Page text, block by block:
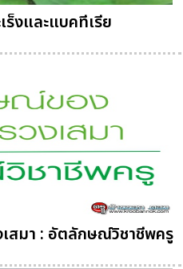
ร็งและแบคทีเรีย
สมา : อัตลักษณ์วิชาชีพครู